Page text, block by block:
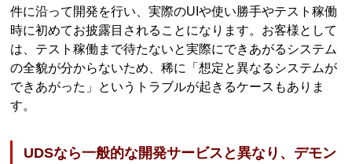
件に沿って開発を行い、実際のUIや使い勝手やテスト稼働
時に初めてお披露目されることになります。お客様として
は、テスト稼働まで待たないと実際にできあがるシステム
の全貌が分からないため、稀に「想定と異なるシステムが
できあがった」というトラブルが起きるケースもありま
す。
UDSなら一般的な開発サービスと異なり、デモン